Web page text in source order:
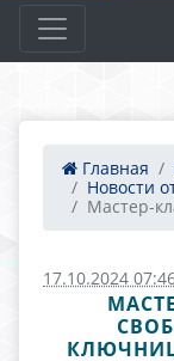
Главная
Новости
Мастер-
17.10.2024